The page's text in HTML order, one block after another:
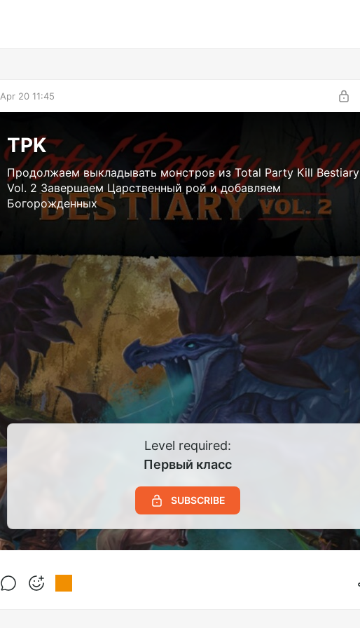
Apr 20 11:45
TPK
Продолжаем выкладывать монстров из Total Party Kill Bestiary
Vol. 2 Завершаем Царственный рой и добавляем
Богорожденных
Level required:
Первый класс
SUBSCRIBE